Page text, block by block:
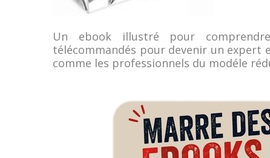
Un ebook illustré pour
télécommandés pour devenir un
comme les professionnels du modéle